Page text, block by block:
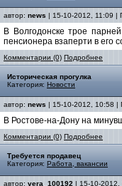
автор: news | 15-10-2012, 11:09 |
В Волгодонске трое
пенсионера взаперти в его
Комментарии (0) Подробнее
Историческая прогулка
Категория: Новости
автор: news | 15-10-2012, 10:58 |
В Ростове-на-Дону на
Комментарии (0) Подробнее
Требуется продавец
Категория: Работа, вакансии
автор: vera_100192 | 15-10-